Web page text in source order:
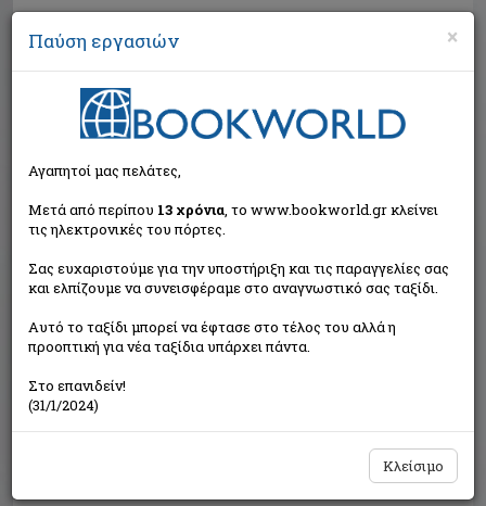
Αναζήτηση
Η τιμή μας:€11,61
Δεν υπάρχει δυνατότητα παραγγελίας
×
Παύση εργασιών
Αγαπητοί μας πελάτες,
Μετά από περίπου 13 χρόνια, το www.bookworld.gr κλείνει
τις ηλεκτρονικές του πόρτες.
Σας ευχαριστούμε για την υποστήριξη και τις παραγγελίες σας
και ελπίζουμε να συνεισφέραμε στο αναγνωστικό σας ταξίδι.
Αυτό το ταξίδι μπορεί να έφτασε στο τέλος του αλλά η
προοπτική για νέα ταξίδια υπάρχει πάντα.
Στο επανιδείν!
(31/1/2024)
Κλείσιμο